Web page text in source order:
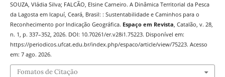
SOUZA, Vládia Silva; FALCÃO, Elsine Carneiro. A Dinâmica Territorial da Pesca
da Lagosta em Icapuí, Ceará, Brasil: : Sustentabilidade e Caminhos para o
Reconhecimento por Indicação Geográfica. Espaço em Revista, Catalão, v. 28,
n. 1, p. 337–352, 2026. DOI: 10.70261/er.v28i1.75223. Disponível em:
https://periodicos.ufcat.edu.br/index.php/espaco/article/view/75223. Acesso
em: 7 ago. 2026.
Fomatos de Citação